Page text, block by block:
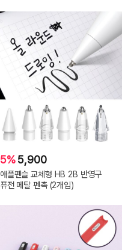
5%5,900
애플펜슬 교체형 HB 2B 반영구
퓨전 메탈 펜촉 (2개입)